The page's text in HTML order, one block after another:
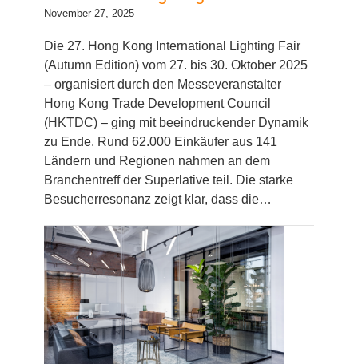
Die 27. Hong Kong International Lighting Fair
(Autumn Edition) vom 27. bis 30. Oktober 2025
– organisiert durch den Messeveranstalter
Hong Kong Trade Development Council
(HKTDC) – ging mit beeindruckender Dynamik
zu Ende. Rund 62.000 Einkäufer aus 141
Ländern und Regionen nahmen an dem
Branchentreff der Superlative teil. Die starke
Besucherresonanz zeigt klar, dass die…